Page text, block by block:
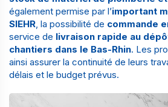
également permise par l’important
SIEHR, la possibilité de commande
service de livraison rapide au
chantiers dans le Bas-Rhin. Les
ainsi assurer la continuité de leurs
délais et le budget prévus.